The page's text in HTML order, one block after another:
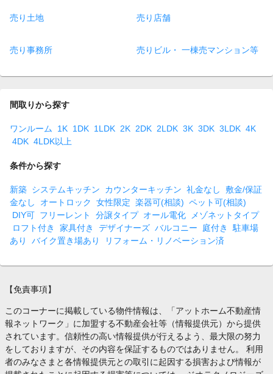
売り土地 売り店舗
売り事務所 売りビル・ 一棟売マンション等
間取りから探す
ワンルーム 1K 1DK 1LDK 2K 2DK 2LDK 3K 3DK 3LDK 4K
4DK 4LDK以上
条件から探す
新築 システムキッチン カウンターキッチン 礼金なし
敷金/保証
金なし
オートロック 女性限定 楽器可(相談) ペット可(相談)
DIY可 フリーレント 分譲タイプ オール電化
メゾネットタイプ
ロフト付き
家具付き デザイナーズ バルコニー 庭付き
駐車場
あり
バイク置き場あり リフォーム・リノベーション済
【免責事項】
このコーナーに掲載している物件情報は、「アットホーム不動産情
報ネットワーク」に加盟する不動産会社等（情報提供元）から提供
されています。信頼性の高い情報提供が行えるよう、最大限の努力
をしておりますが、その内容を保証するものではありません。 利用
者のみなさまと各情報提供元との取引に起因する損害および情報が